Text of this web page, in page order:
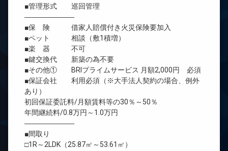
■管理形式 巡回管理
―――――――
■保 険 借家人賠償付き火災保険要加入
■ペット 相談（敷1積増）
■楽 器 不可
■鍵交換代 新築の為不要
■その他① BRIプライムサービス 月額2,000円 必須
■保証会社 利用必須（※大手法人契約の場合、例外
あり）
初回保証委託料/月額賃料等の30％～50％
年間継続料/0.8万円～1.0万円
―――――――
■間取り
□1R～2LDK（25.87㎡～53.61㎡）